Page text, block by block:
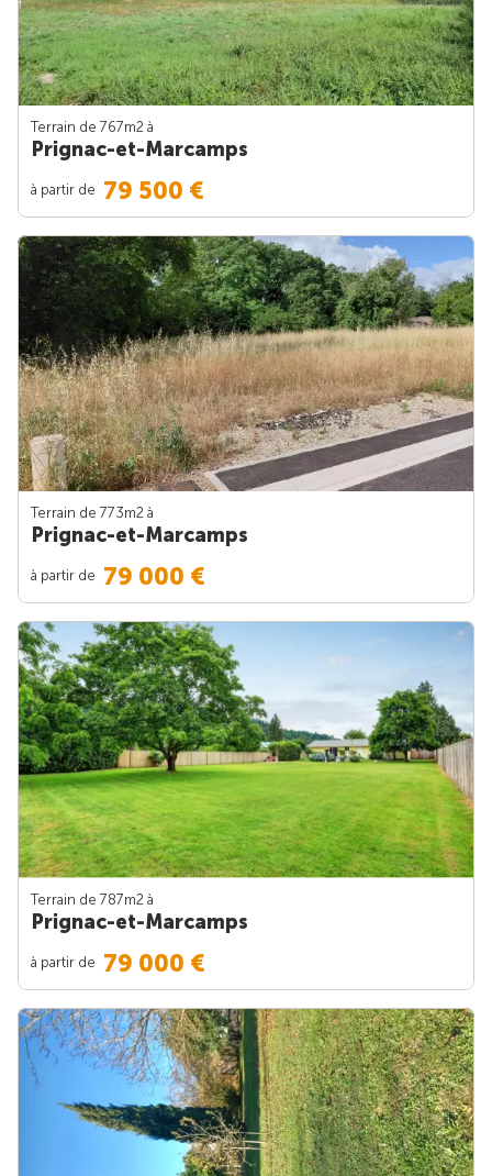
Terrain de 767m2 à
Prignac-et-Marcamps
à partir de 79 500 €
Terrain de 773m2 à
Prignac-et-Marcamps
à partir de 79 000 €
Terrain de 787m2 à
Prignac-et-Marcamps
à partir de 79 000 €